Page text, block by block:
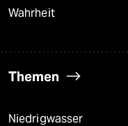
Wahrheit
Themen
Niedrigwasser